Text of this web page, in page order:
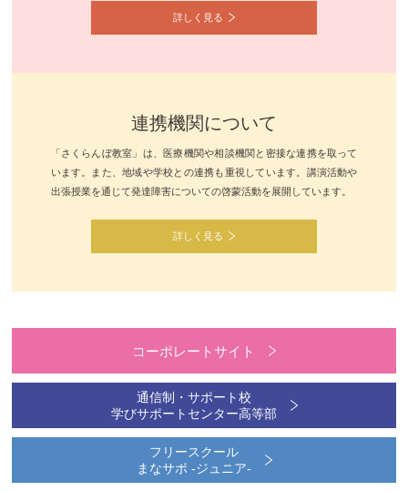
詳しく見る
連携機関について
「さくらんぼ教室」は、医療機関や相談機関と密接な連携を取って
います。また、地域や学校との連携も重視しています。講演活動や
出張授業を通じて発達障害についての啓蒙活動を展開しています。
詳しく見る
コーポレートサイト
通信制・サポート校
学びサポートセンター高等部
フリースクール
まなサポ -ジュニア-